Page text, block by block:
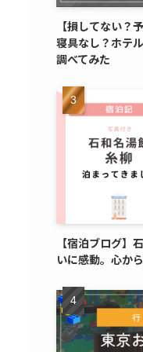
【損してない？
寝具なし？ホテ
調べてみた
【宿泊ブログ】
いに感動。心か